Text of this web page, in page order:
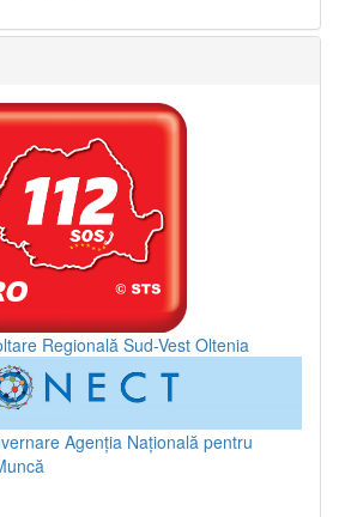
Regională Sud-Vest Oltenia
Agenția Națională pentru